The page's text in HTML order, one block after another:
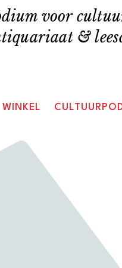
voor
&
WINKEL